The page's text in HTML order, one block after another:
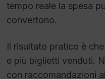
tempo reale la spesa
convertono.
Il risultato pratico è
e più biglietti venduti.
con raccomandazioni